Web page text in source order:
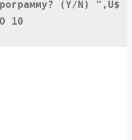
(Y/N) ",U$
10